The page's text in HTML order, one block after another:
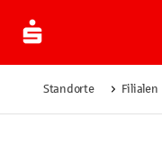
Standorte Filialen